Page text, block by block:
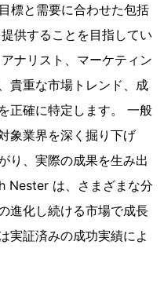
標と需要に合わせた包括
供することを目指してい
ナリスト、マーケティン
貴重な市場トレンド、成
正確に特定します。 一般
象業界を深く掘り下げ
り、実際の成果を生み出
Nester は、さまざまな分
進化し続ける市場で成長
実証済みの成功実績によ